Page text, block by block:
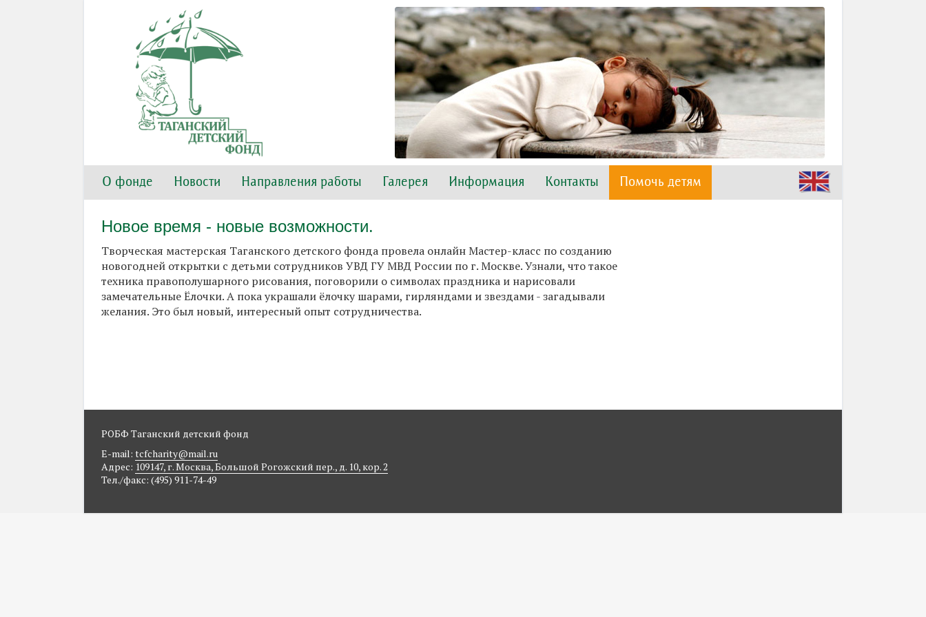
О фонде Новости Направления работы Галерея Информация Контакты Помочь детям
Новое время - новые возможности.
Творческая мастерская Таганского детского фонда провела онлайн Мастер-класс по созданию
новогодней открытки с детьми сотрудников УВД ГУ МВД России по г. Москве. Узнали, что такое
техника правополушарного рисования, поговорили о символах праздника и нарисовали
замечательные Ёлочки. А пока украшали ёлочку шарами, гирляндами и звездами - загадывали
желания. Это был новый, интересный опыт сотрудничества.
РОБФ Таганский детский фонд
E-mail: tcfcharity@mail.ru
Адрес: 109147, г. Москва, Большой Рогожский пер., д. 10, кор. 2
Тел./факс: (495) 911-74-49